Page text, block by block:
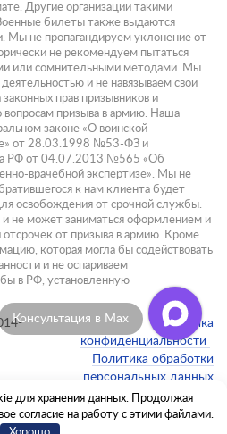
Консультация в Max
Другие организации такими
билеты также выдаются
Мы не пропагандируем уклонение от
не рекомендуем пытаться
или сомнительными методами. Мы
и не навязываем свои
прав призывников и
вопросам призыва в армию. Наша
законе «О воинской
от 28.03.1998 №53-ФЗ и
РФ от 04.07.2013 №565 «Об
врачебной экспертизе». Мы не
к нам клиента будет
освобождения от срочной службы.
и не может заниматься оформлением и
от призыва в армию. Кроме
которая могла бы содействовать
и не оспариваем
в РФ, установленную
Политика
конфиденциальности
Политика обработки
персональных данных
Администратор сайта:
info@pomoshch-prizyvnikam.ru
для хранения данных. Продолжая
согласие на работу с этими файлами.